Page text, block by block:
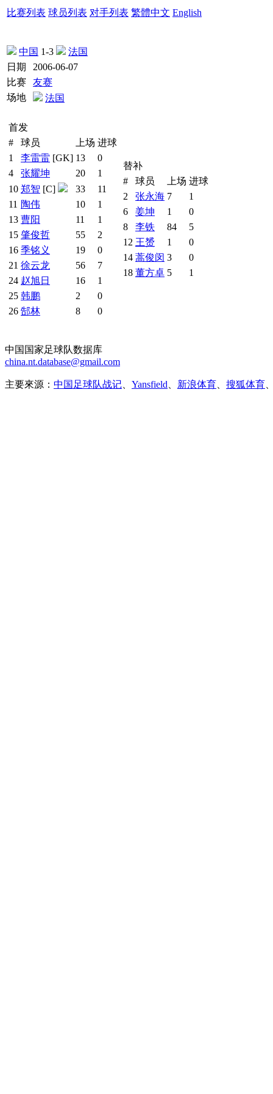
比赛列表 球员列表 对手列表 繁體中文 English
中国 1-3
法国
日期
2006-06-07
比赛
友赛
场地
法国
首发
#
球员 上场 进球
1
李雷雷 [GK] 13
0
4
张耀坤 20
1
10 郑智 [C] 33
11
11 陶伟 10
1
13 曹阳 11
1
15 肇俊哲 55
2
16 季铭义 19
0
21 徐云龙 56
7
24 赵旭日 16
1
25 韩鹏 2
0
26 郜林 8 0
替补
#
球员 上场 进球
2
张永海 7
1
6
姜坤 1
0
8
李铁 84
5
12 王赟 1
0
14 蒿俊闵 3
0
18 董方卓 5 1
中国国家足球队数据库
china.nt.database@gmail.com
主要來源： 中国足球队战记 Yansfield 新浪体育 搜狐体育